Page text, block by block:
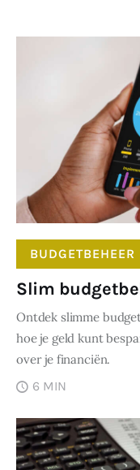
BUDGETBEHEER
Slim
Ontdek slimme
hoe je geld kunt
over je financiën.
6 MIN